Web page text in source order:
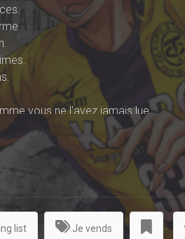
vous ne l'avez jamais lue.
list Je vends